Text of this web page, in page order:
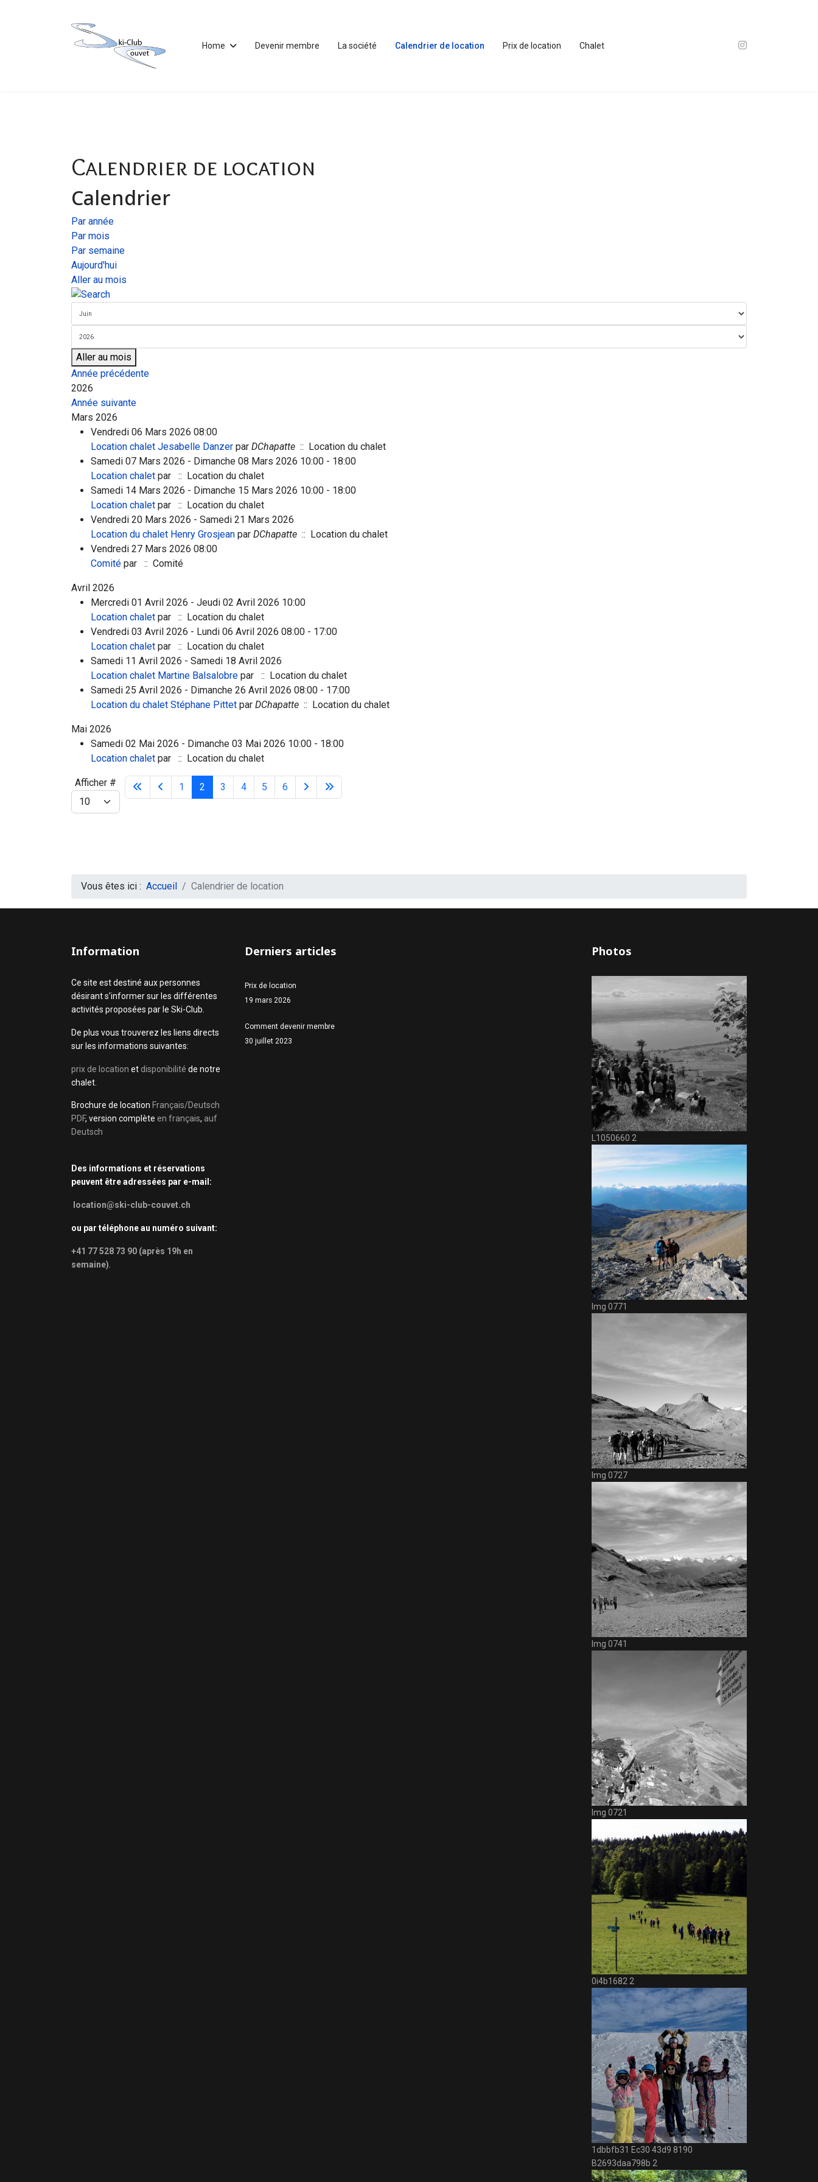
Home Devenir membre La société Calendrier de location Prix de location Chalet
Calendrier de location
Calendrier
Par année
Par mois
Par semaine
Aujourd'hui
Aller au mois
Aller au mois
Année précédente
2026
Année suivante
Mars 2026
Vendredi 06 Mars 2026 08:00
Location chalet Jesabelle Danzer par DChapatte :: Location du chalet
Samedi 07 Mars 2026 - Dimanche 08 Mars 2026 10:00 - 18:00
Location chalet par
:: Location du chalet
Samedi 14 Mars 2026 - Dimanche 15 Mars 2026 10:00 - 18:00
Location chalet par
:: Location du chalet
Vendredi 20 Mars 2026 - Samedi 21 Mars 2026
Location du chalet Henry Grosjean par DChapatte :: Location du chalet
Vendredi 27 Mars 2026 08:00
Comité par :: Comité
Avril 2026
Mercredi 01 Avril 2026 - Jeudi 02 Avril 2026 10:00
Location chalet par
:: Location du chalet
Vendredi 03 Avril 2026 - Lundi 06 Avril 2026 08:00 - 17:00
Location chalet par
:: Location du chalet
Samedi 11 Avril 2026 - Samedi 18 Avril 2026
Location chalet Martine Balsalobre par
:: Location du chalet
Samedi 25 Avril 2026 - Dimanche 26 Avril 2026 08:00 - 17:00
Location du chalet Stéphane Pittet par DChapatte :: Location du chalet
Mai 2026
Samedi 02 Mai 2026 - Dimanche 03 Mai 2026 10:00 - 18:00
Location chalet par :: Location du chalet
Limite de la pagination
Afficher # 1 2 3 4 5 6
Vous êtes ici : Accueil Calendrier de location
Information
Ce site est destiné aux personnes
désirant s'informer sur les différentes
activités proposées par le Ski-Club.
De plus vous trouverez les liens directs
sur les informations suivantes:
prix de location et disponibilité de notre
chalet.
Brochure de location Français/Deutsch
PDF, version complète en français, auf
Deutsch
Des informations et réservations
peuvent être adressées par e-mail:
location@ski-club-couvet.ch
ou par téléphone au numéro suivant:
+41 77 528 73 90 (après 19h en
semaine)
Derniers articles
Prix de location
19 mars 2026
Comment devenir membre
30 juillet 2023
Photos
L1050660 2
Img 0771
Img 0727
Img 0741
Img 0721
0i4b1682 2
1dbbfb31 Ec30 43d9 8190
B2693daa798b 2